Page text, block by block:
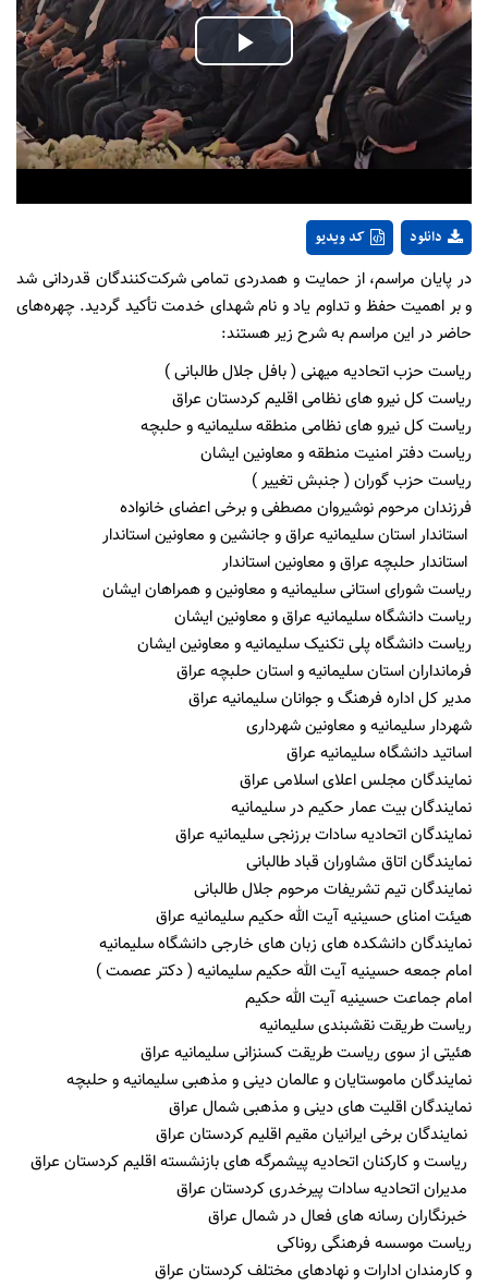
Play
Video
کد ویدیو دانلود
در پایان مراسم، از حمایت و همدردی تمامی شرکت‌کنندگان قدردانی شد
و بر اهمیت حفظ و تداوم یاد و نام شهدای خدمت تأکید گردید. چهره‌های
حاضر در این مراسم به شرح زیر هستند:
ریاست حزب اتحادیه میهنی ( بافل جلال طالبانی )
ریاست کل نیرو های نظامی اقلیم کردستان عراق
ریاست کل نیرو های نظامی منطقه سلیمانیه و حلبچه
ریاست دفتر امنیت منطقه و معاونین ایشان
ریاست حزب گوران ( جنبش تغییر )
فرزندان مرحوم نوشیروان مصطفی و برخی اعضای خانواده
استاندار استان سلیمانیه عراق و جانشین و معاونین استاندار
استاندار حلبچه عراق و معاونین استاندار
ریاست شورای استانی سلیمانیه و معاونین و همراهان ایشان
ریاست دانشگاه سلیمانیه عراق و معاونین ایشان
ریاست دانشگاه پلی تکنیک سلیمانیه و معاونین ایشان
فرمانداران استان سلیمانیه و استان حلبچه عراق
مدیر کل اداره فرهنگ و جوانان سلیمانیه عراق
شهردار سلیمانیه و معاونین شهرداری
اساتید دانشگاه سلیمانیه عراق
نمایندگان مجلس اعلای اسلامی عراق
نمایندگان بیت عمار حکیم در سلیمانیه
نمایندگان اتحادیه سادات برزنجی سلیمانیه عراق
نمایندگان اتاق مشاوران قباد طالبانی
نمایندگان تیم تشریفات مرحوم جلال طالبانی
هیئت امنای حسینیه آیت الله حکیم سلیمانیه عراق
نمایندگان دانشکده های زبان های خارجی دانشگاه سلیمانیه
امام جمعه حسینیه آیت الله حکیم سلیمانیه ( دکتر عصمت )
امام جماعت حسینیه آیت الله حکیم
ریاست طریقت نقشبندی سلیمانیه
هئیتی از سوی ریاست طریقت کسنزانی سلیمانیه عراق
نمایندگان ماموستایان و عالمان دینی و مذهبی سلیمانیه و حلبچه
نمایندگان اقلیت های دینی و مذهبی شمال عراق
نمایندگان برخی ایرانیان مقیم اقلیم کردستان عراق
ریاست و کارکنان اتحادیه پیشمرگه های بازنشسته اقلیم کردستان عراق
مدیران اتحادیه سادات پیرخدری کردستان عراق
خبرنگاران رسانه های فعال در شمال عراق
ریاست موسسه فرهنگی روناکی
و کارمندان ادارات و نهادهای مختلف کردستان عراق